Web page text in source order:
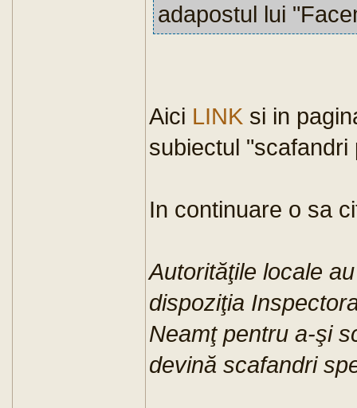
adapostul lui
Aici LINK si in
subiectul "scafandri
In continuare o sa
Autorităţile locale
dispoziţia
Neamţ pentru a-şi
devină scafandri